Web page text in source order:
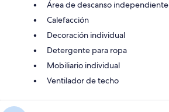
Área de descanso independiente
Calefacción
Decoración individual
Detergente para ropa
Mobiliario individual
Ventilador de techo